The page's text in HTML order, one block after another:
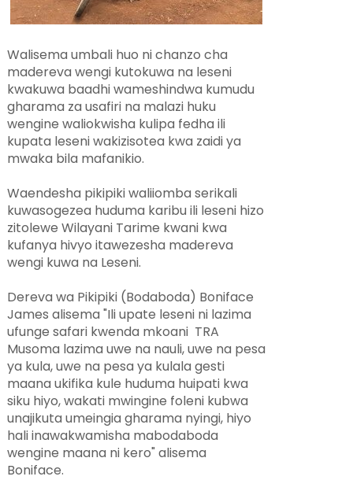
Walisema umbali huo ni chanzo cha
madereva wengi kutokuwa na leseni
kwakuwa baadhi wameshindwa kumudu
gharama za usafiri na malazi huku
wengine waliokwisha kulipa fedha ili
kupata leseni wakizisotea kwa zaidi ya
mwaka bila mafanikio.
Waendesha pikipiki waliiomba serikali
kuwasogezea huduma karibu ili leseni hizo
zitolewe Wilayani Tarime kwani kwa
kufanya hivyo itawezesha madereva
wengi kuwa na Leseni.
Dereva wa Pikipiki (Bodaboda) Boniface
James alisema "Ili upate leseni ni lazima
ufunge safari kwenda mkoani TRA
Musoma lazima uwe na nauli, uwe na pesa
ya kula, uwe na pesa ya kulala gesti
maana ukifika kule huduma huipati kwa
siku hiyo, wakati mwingine foleni kubwa
unajikuta umeingia gharama nyingi, hiyo
hali inawakwamisha mabodaboda
wengine maana ni kero" alisema
Boniface.